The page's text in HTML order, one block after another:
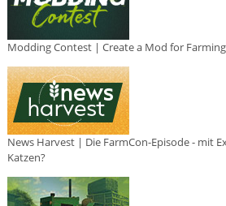
Modding Contest | Create a Mod for
News Harvest | Die FarmCon-Episode - mit
Katzen?